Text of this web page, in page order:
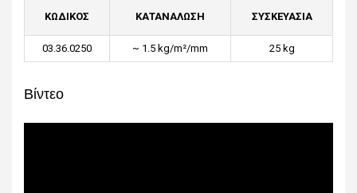
ΚΩΔΙΚΟΣ ΚΑΤΑΝΑΛΩΣΗ ΣΥΣΚΕΥΑΣΙΑ
03.36.0250 ~ 1.5 kg/m²/mm 25 kg
Βίντεο